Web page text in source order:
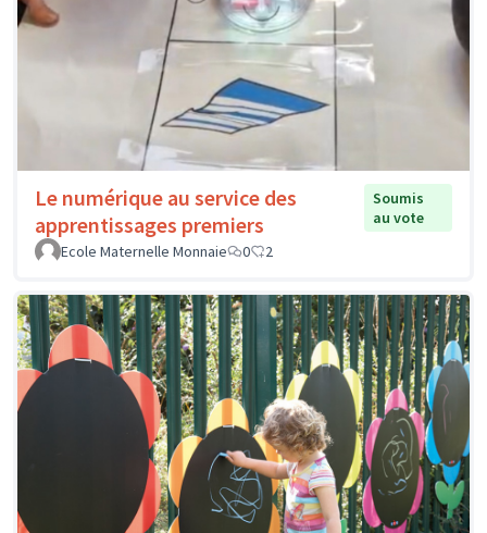
Le numérique au service des
apprentissages premiers
Soumis
au vote
Ecole Maternelle Monnaie
0 2